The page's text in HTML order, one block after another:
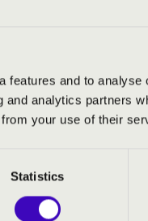
features and to
analytics partners
your use of their
Statistics
kérjük, forduljon a